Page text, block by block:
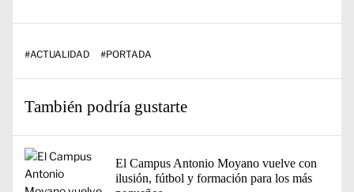
#ACTUALIDAD #PORTADA
También podría gustarte
El Campus Antonio Moyano vuelve con
ilusión, fútbol y formación para los más